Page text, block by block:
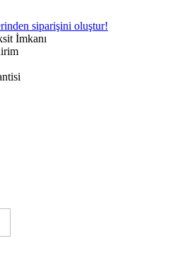
siparişini oluştur!
İmkanı